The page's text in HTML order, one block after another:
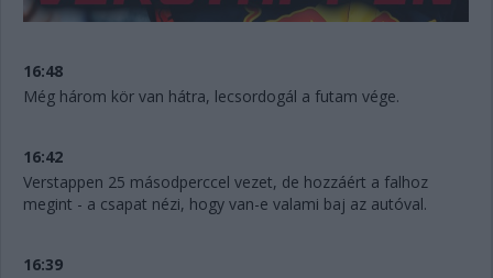
16:48
Még három kör van hátra, lecsordogál a futam vége.
16:42
Verstappen 25 másodperccel vezet, de hozzáért a falhoz
megint - a csapat nézi, hogy van-e valami baj az autóval.
16:39